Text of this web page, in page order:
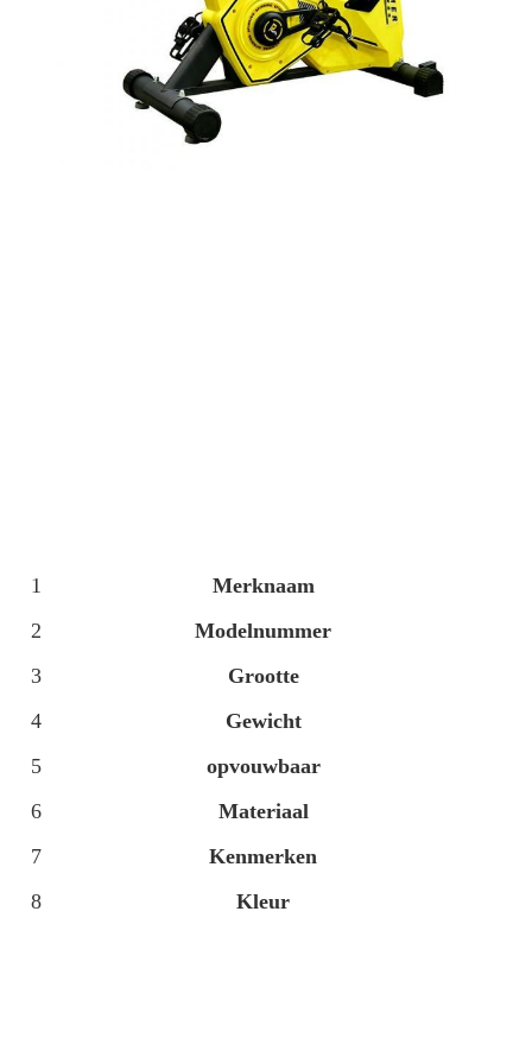
1
Merknaam
2
Modelnummer
3
Grootte
4
Gewicht
5
opvouwbaar
6
Materiaal
7
Kenmerken
8
Kleur